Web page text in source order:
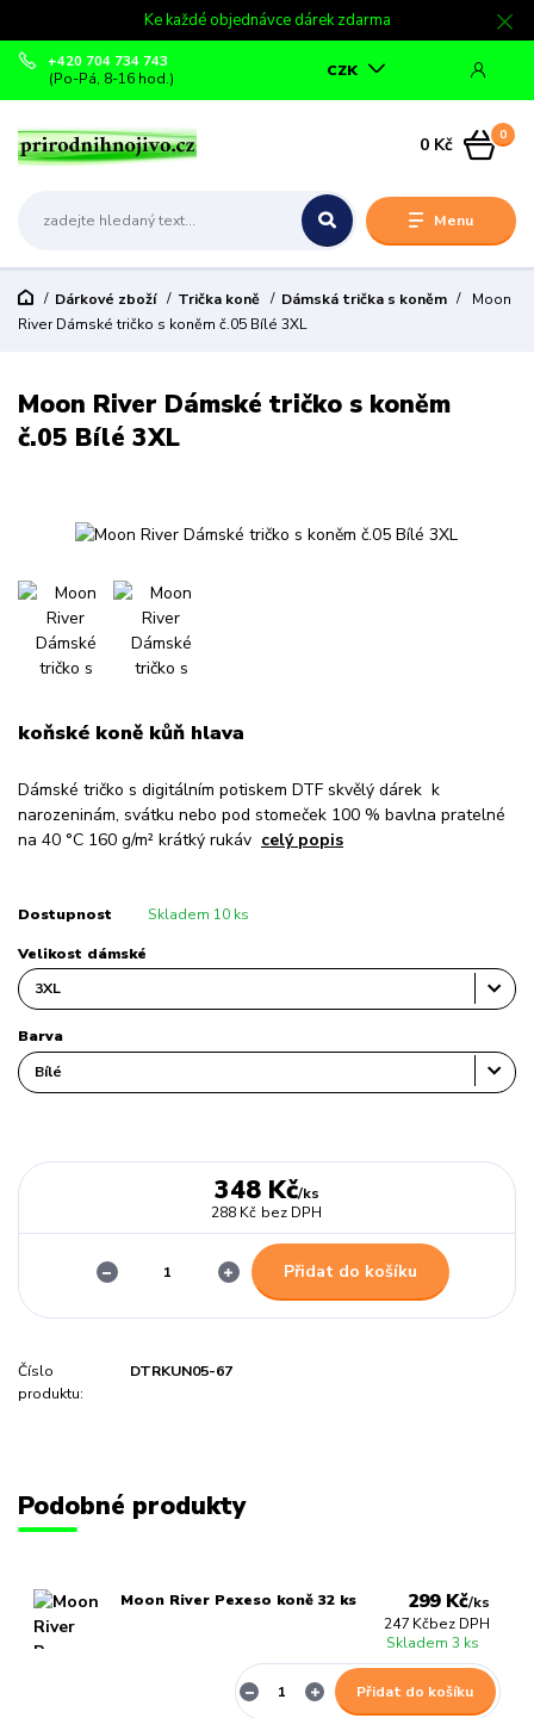
Ke každé objednávce dárek zdarma
Menu
CZK
+420 704 734 743
(Po-Pá, 8-16 hod.)
0
0 Kč
Dárkové zboží Trička koně Dámská trička s koněm
Moon
River Dámské tričko s koněm č.05 Bílé 3XL
Moon River Dámské tričko s koněm
č.05 Bílé 3XL
koňské koně kůň hlava
Dámské tričko s digitálním potiskem DTF skvělý dárek k
narozeninám, svátku nebo pod stomeček 100 % bavlna pratelné
na 40 °C 160 g/m² krátký rukáv celý popis
Dostupnost Skladem 10 ks
Velikost dámské
Barva
348 Kč/ks
288 Kč bez DPH
Přidat do košíku
Číslo
produktu:
DTRKUN05-67
Podobné produkty
Moon River Pexeso koně 32 ks 299 Kč/ks
247 Kčbez DPH
Skladem 3 ks
Přidat do košíku